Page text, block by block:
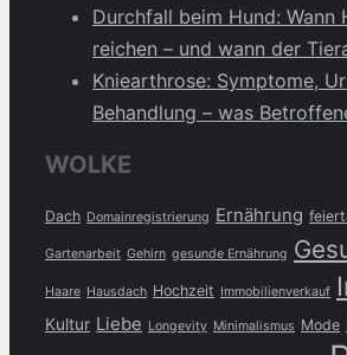
Durchfall beim Hund: Wann
reichen – und wann der
Kniearthrose: Symptome,
Behandlung – was
WOLKE
Dach Domainregistrierung Ernährung
Gartenarbeit Gehirn gesunde Ernährung
Haare Hausdach Hochzeit Immobilienverkauf
Kultur Liebe Longevity Minimalismus Mode